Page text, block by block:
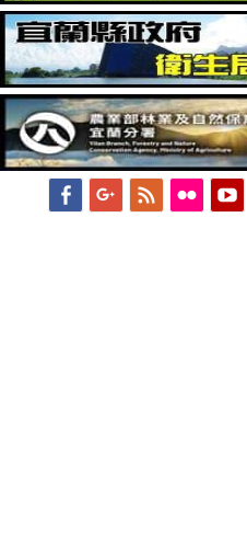
FacebookGoogleplus
Feed Flickr